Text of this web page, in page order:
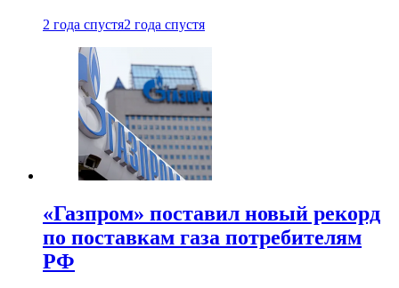
2 года спустя2 года спустя
«Газпром» поставил новый рекорд
по поставкам газа потребителям
РФ